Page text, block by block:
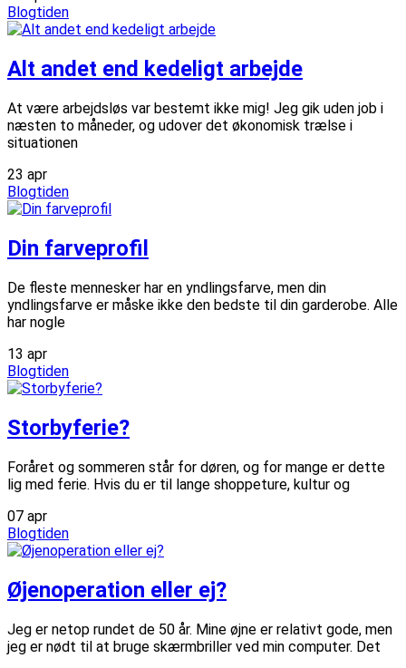
Blogtiden
Alt andet end kedeligt arbejde
At være arbejdsløs var bestemt ikke mig! Jeg gik uden job i
næsten to måneder, og udover det økonomisk trælse i
situationen
23 apr
Blogtiden
Din farveprofil
De fleste mennesker har en yndlingsfarve, men din
yndlingsfarve er måske ikke den bedste til din garderobe. Alle
har nogle
13 apr
Blogtiden
Storbyferie?
Foråret og sommeren står for døren, og for mange er dette
lig med ferie. Hvis du er til lange shoppeture, kultur og
07 apr
Blogtiden
Øjenoperation eller ej?
Jeg er netop rundet de 50 år. Mine øjne er relativt gode, men
jeg er nødt til at bruge skærmbriller ved min computer. Det